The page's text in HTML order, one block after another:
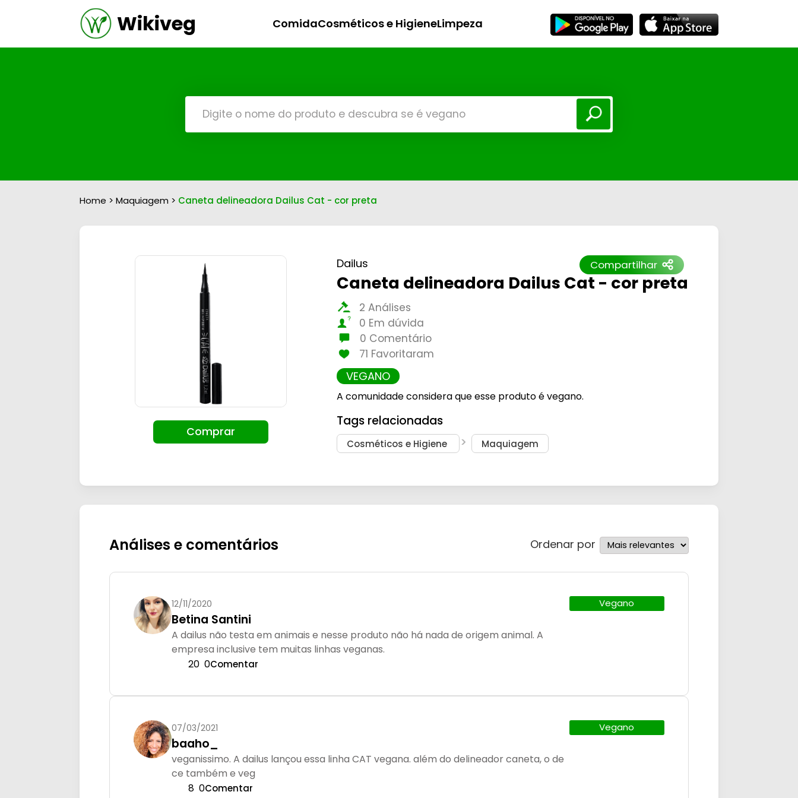
Wikiveg ComidaCosméticos e HigieneLimpeza
Home >Maquiagem > Caneta delineadora Dailus Cat - cor preta
Compartilhar
Comprar
Dailus
Caneta delineadora Dailus Cat - cor preta
2 Análises
0 Em dúvida
0 Comentário
71 Favoritaram
VEGANO
A comunidade considera que esse produto é vegano.
Tags relacionadas
Cosméticos e Higiene Maquiagem
Análises e comentários Ordenar por
12/11/2020
Betina Santini
A dailus não testa em animais e nesse produto não há nada de origem animal. A
empresa inclusive tem muitas linhas veganas.
Vegano
20 0Comentar
07/03/2021
baaho_
veganissimo. A dailus lançou essa linha CAT vegana. além do delineador caneta, o de
ce também e veg
Vegano
8 0Comentar